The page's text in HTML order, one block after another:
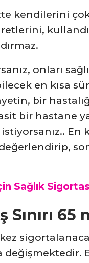
kendilerini
onları
en kısa
bir
bir hastane
En
Sağlık
Sınırı 65
değişmektedir.